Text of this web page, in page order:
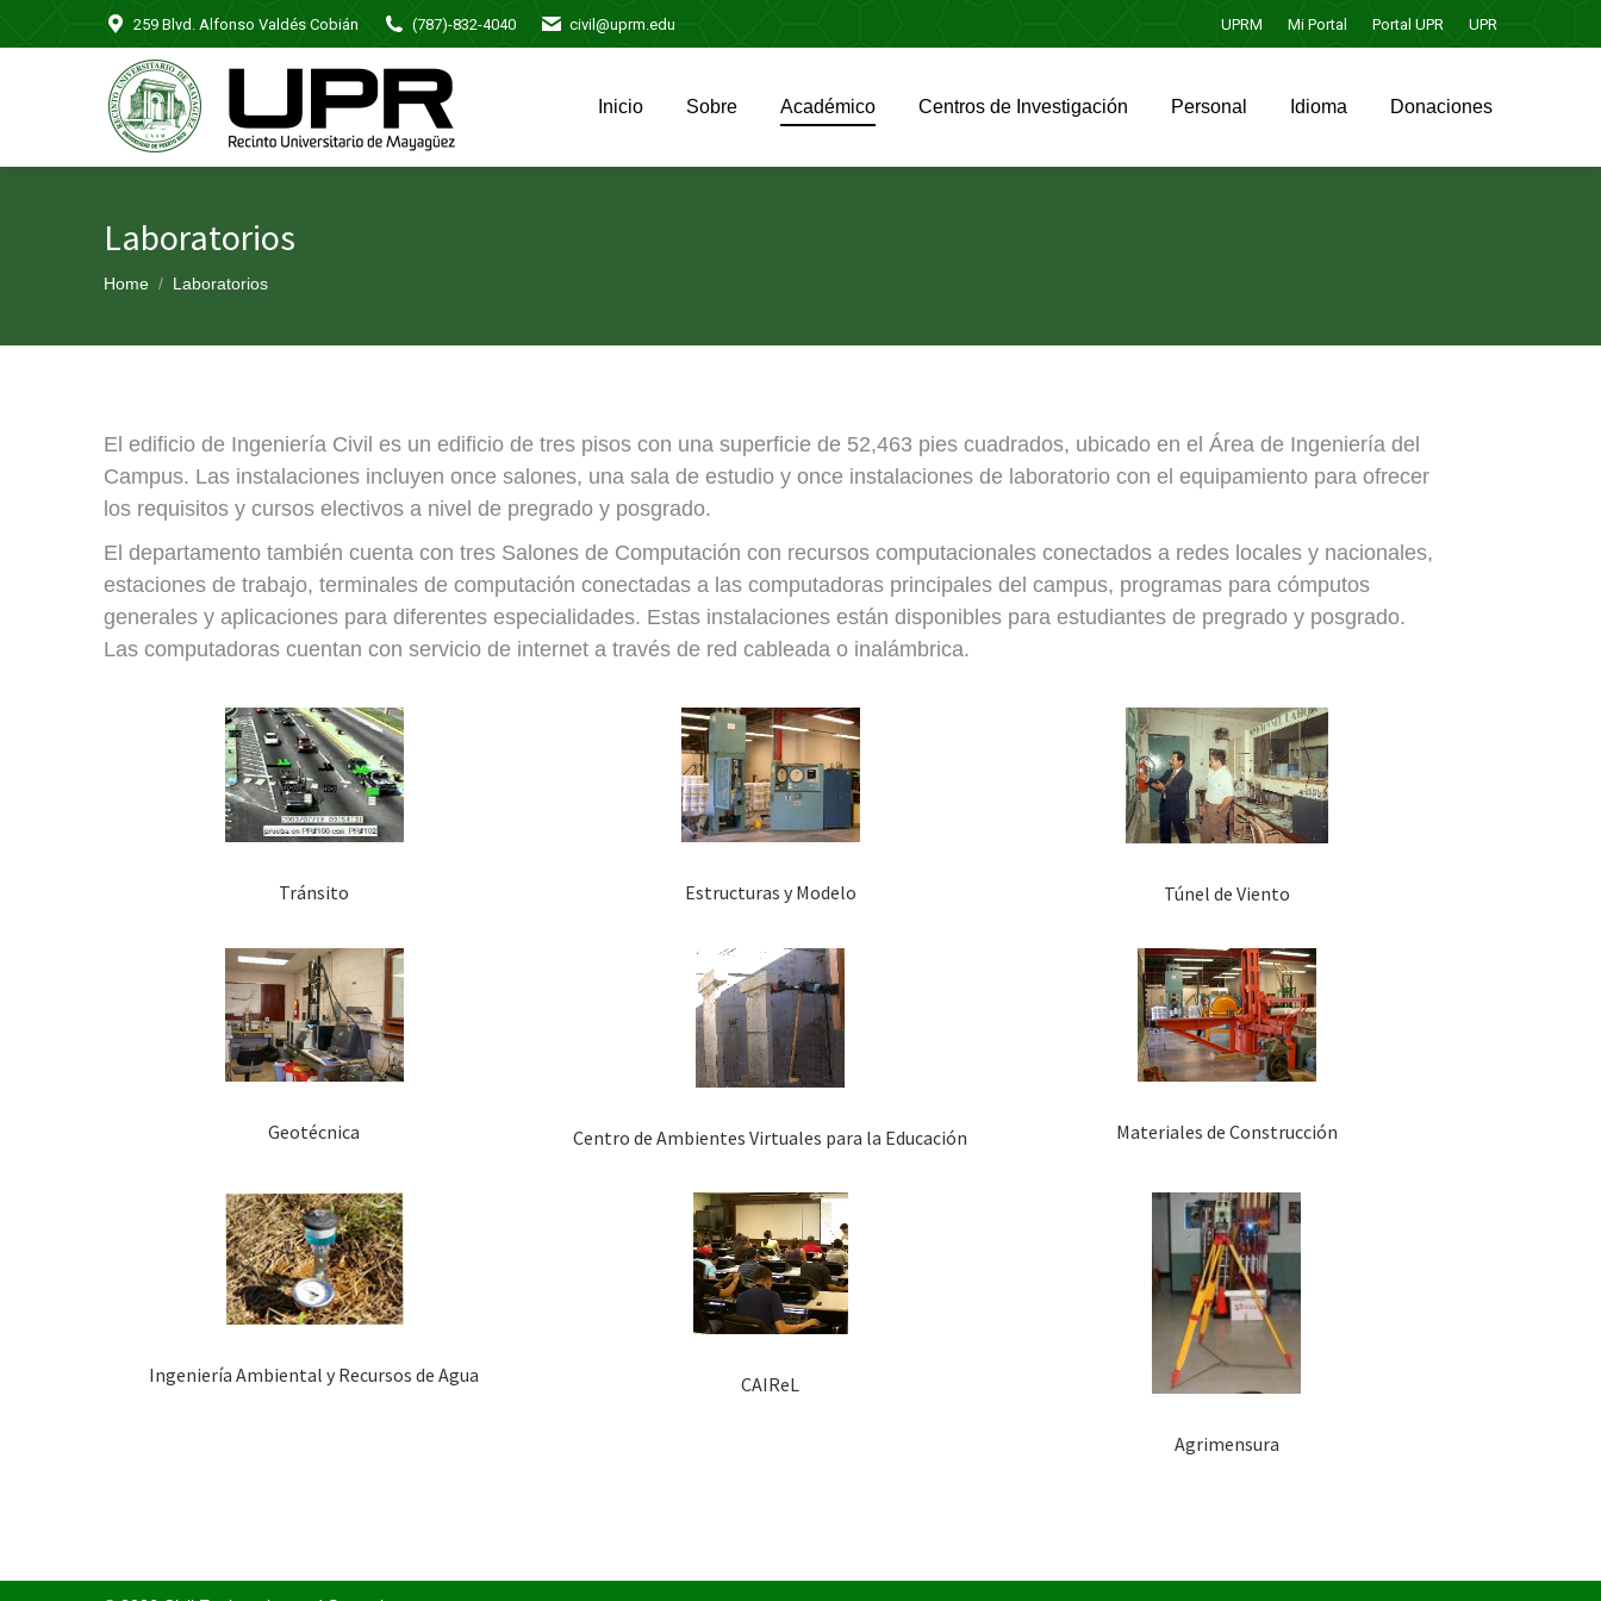
259 Blvd. Alfonso Valdés Cobián (787)-832-4040 civil@uprm.edu UPRM Mi Portal Portal UPR UPR
Inicio Sobre Académico Centros de Investigación Personal Idioma Donaciones
Laboratorios
You are here:
Home Laboratorios
El edificio de Ingeniería Civil es un edificio de tres pisos con una superficie de 52,463 pies cuadrados, ubicado en el Área de Ingeniería del
Campus. Las instalaciones incluyen once salones, una sala de estudio y once instalaciones de laboratorio con el equipamiento para ofrecer
los requisitos y cursos electivos a nivel de pregrado y posgrado.
El departamento también cuenta con tres Salones de Computación con recursos computacionales conectados a redes locales y nacionales,
estaciones de trabajo, terminales de computación conectadas a las computadoras principales del campus, programas para cómputos
generales y aplicaciones para diferentes especialidades. Estas instalaciones están disponibles para estudiantes de pregrado y posgrado.
Las computadoras cuentan con servicio de internet a través de red cableada o inalámbrica.
Tránsito Estructuras y Modelo Túnel de Viento
Geotécnica Centro de Ambientes Virtuales para la Educación Materiales de Construcción
Ingeniería Ambiental y Recursos de Agua CAIReL
Agrimensura